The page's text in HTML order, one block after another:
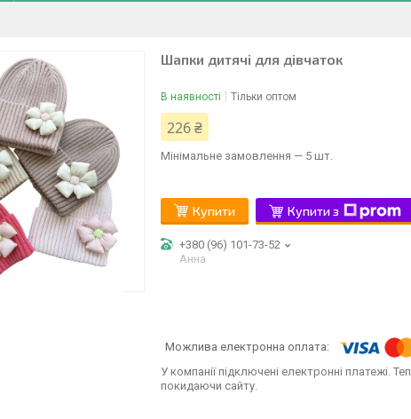
Шапки дитячі для дівчаток
В наявності Тільки оптом
226 ₴
Мінімальне замовлення — 5 шт.
Купити Купити з
+380 (96) 101-73-52
Анна
У компанії підключені електронні платежі.
покидаючи сайту.